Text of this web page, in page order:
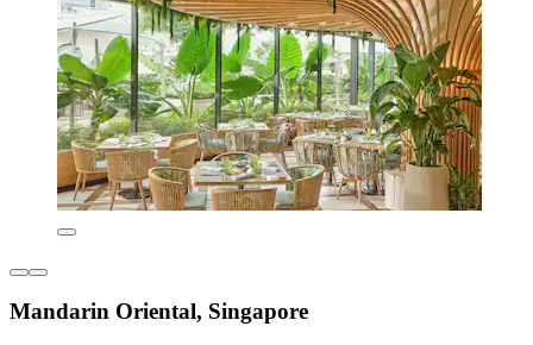
Mandarin Oriental, Singapore